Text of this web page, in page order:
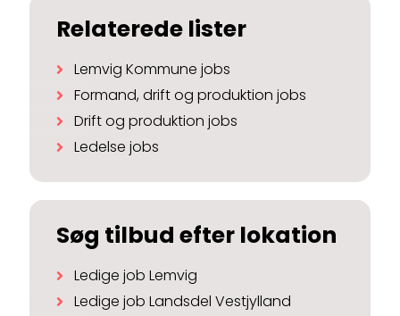
Relaterede lister
Lemvig Kommune jobs
Formand, drift og produktion jobs
Drift og produktion jobs
Ledelse jobs
Søg tilbud efter lokation
Ledige job Lemvig
Ledige job Landsdel Vestjylland